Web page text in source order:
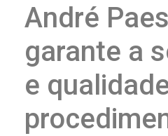
André
garante a
e